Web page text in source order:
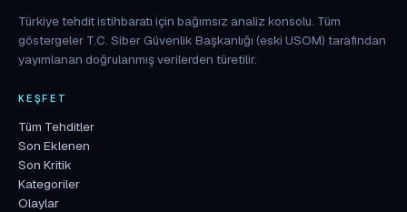
Türkiye tehdit istihbaratı için bağımsız analiz konsolu. Tüm
göstergeler T.C. Siber Güvenlik Başkanlığı (eski USOM) tarafından
yayımlanan doğrulanmış verilerden türetilir.
KEŞFET
Tüm Tehditler
Son Eklenen
Son Kritik
Kategoriler
Olaylar